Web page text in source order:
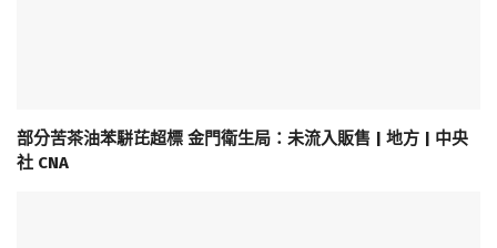
部分苦茶油苯駢芘超標 金門衛生局：未流入販售 | 地方 | 中央
社 CNA